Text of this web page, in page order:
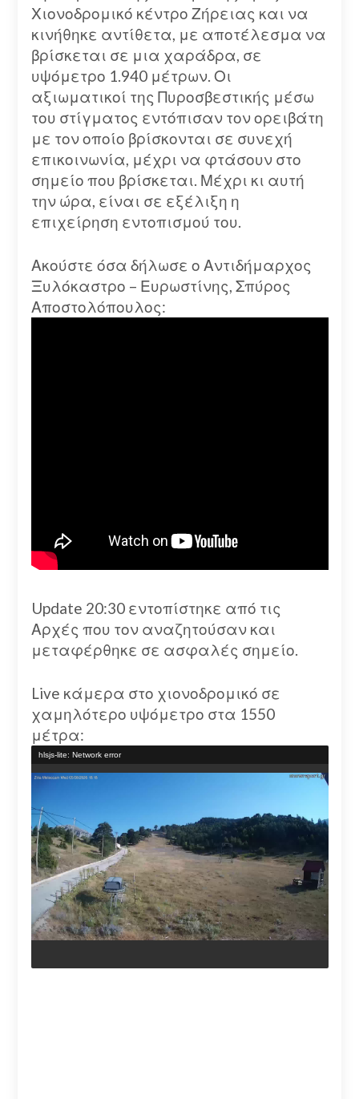
Χιονοδρομικό κέντρο Ζήρειας και να
κινήθηκε αντίθετα, με αποτέλεσμα να
βρίσκεται σε μια χαράδρα, σε
υψόμετρο 1.940 μέτρων. Οι
αξιωματικοί της Πυροσβεστικής μέσω
του στίγματος εντόπισαν τον ορειβάτη
με τον οποίο βρίσκονται σε συνεχή
επικοινωνία, μέχρι να φτάσουν στο
σημείο που βρίσκεται. Μέχρι κι αυτή
την ώρα, είναι σε εξέλιξη η
επιχείρηση εντοπισμού του.
Ακούστε όσα δήλωσε ο Αντιδήμαρχος
Ξυλόκαστρο – Ευρωστίνης, Σπύρος
Αποστολόπουλος:
Update 20:30 εντοπίστηκε από τις
Αρχές που τον αναζητούσαν και
μεταφέρθηκε σε ασφαλές σημείο.
Live κάμερα στο χιονοδρομικό σε
χαμηλότερο υψόμετρο στα 1550
μέτρα: